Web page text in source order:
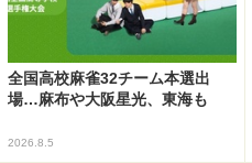
全国高校麻雀32チーム本選出
場…麻布や大阪星光、東海も
2026.8.5